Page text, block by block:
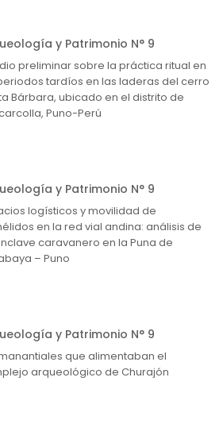
y Patrimonio N° 9
preliminar sobre la práctica ritual en
tardíos en las laderas del cerro
Bárbara, ubicado en el distrito de
Puno-Perú
y Patrimonio N° 9
logísticos y movilidad de
en la red vial andina: análisis de
caravanero en la Puna de
– Puno
y Patrimonio N° 9
que alimentaban el
arqueológico de Churajón